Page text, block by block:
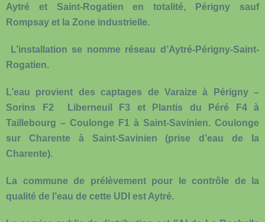
Aytré et Saint-Rogatien en totalité, Périgny sauf
Rompsay et la Zone industrielle.
L’installation se nomme réseau d’Aytré-Périgny-Saint-
Rogatien.
L’eau provient des captages de Varaize à Périgny –
Sorins F2 Liberneuil F3 et Plantis du Péré F4 à
Taillebourg – Coulonge F1 à Saint-Savinien. Coulonge
sur Charente à Saint-Savinien (prise d’eau de la
Charente).
La commune de prélèvement pour le contrôle de la
qualité de l’eau de cette UDI est Aytré.